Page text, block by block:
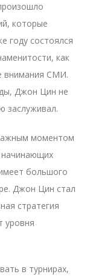
которые
году состоялся
как
внимания СМИ.
Джон Цин не
заслуживал.
моментом
начинающих
большого
Джон Цин стал
стратегия
уровня
в турнирах,